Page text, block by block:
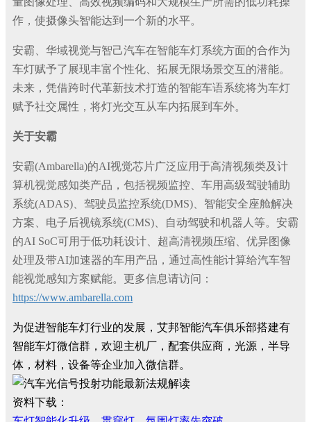
作，使摄像头智能达到一个新的水平。
安霸、华域视觉与智己汽车在智能车灯系统方面的合作为
车灯赋予了展现丰富个性化、拓展无限场景交互的潜能。
未来，凭借跨时代革新技术打造的智能车语系统将为车灯
赋予社交属性，将灯光交互从车内拓展到车外。
关于安霸
安霸(Ambarella)的AI视觉芯片广泛应用于高清视频类及计
算机视觉感知类产品，包括视频监控、车用高级驾驶辅助
系统(ADAS)、驾驶员监控系统(DMS)、智能安全座舱解决
方案、电子后视镜系统(CMS)、自动驾驶和机器人等。安霸
的AI SoC可用于低功耗设计、超高清视频压缩、优异图像
处理及带AI加速器的车用产品，通过高性能计算给汽车智
能视觉感知方案赋能。更多信息请访问：
https://www.ambarella.com
为促进智能车灯行业的发展，艾邦智能汽车俱乐部搭建有
智能车灯微信群，欢迎主机厂，配套供应商，光源，半导
体，材料，设备等企业加入微信群。
资料下载：